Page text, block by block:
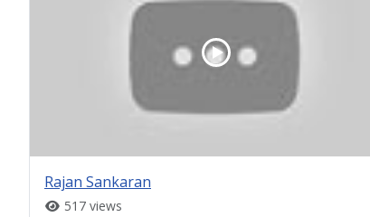
Rajan Sankaran
517 views